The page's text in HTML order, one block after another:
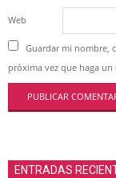
Web
Guardar mi nombre,
próxima vez que haga un
ENTRADAS